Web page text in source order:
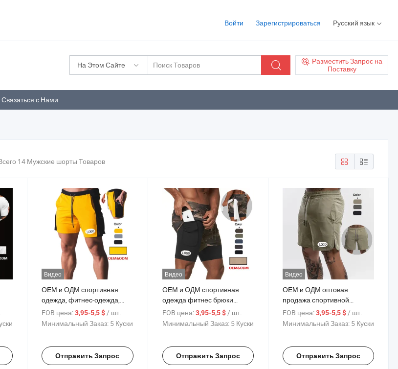
Войти Зарегистрироваться Русский язык
На Этом Сайте
Разместить Запрос на
Поставку
Связаться с Нами
14 Мужские шорты Товаров
Видео
ОЕМ и ОДМ спортивная
одежда, фитнес-одежда,
мужские хлопковые беговые
шорты, спортивная одежда
FOB цена: 3,95-5,5 $/ шт.
Минимальный Заказ: 5 Куски
Отправить Запрос
Видео
ОЕМ и ОДМ спортивная
одежда фитнес брюки
носить пот спортивные 2 в 1
карманные шорты для
FOB цена: 3,95-5,5 $/ шт.
Минимальный Заказ: 5 Куски
Отправить Запрос
Видео
ОЕМ и ОДМ оптовая
продажа спортивной
одежды, фитнес-одежды,
повседневной одежды,
мужчин
FOB цена: 3,95-5,5 $/ шт.
Минимальный Заказ: 5 Куски
Отправить Запрос